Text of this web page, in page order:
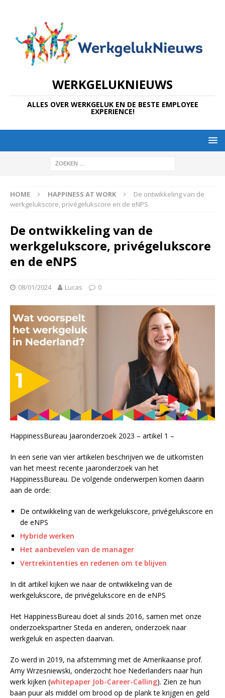
WERKGELUKNIEUWS
ALLES OVER WERKGELUK EN DE BESTE EMPLOYEE
EXPERIENCE!
HOME HAPPINESS AT WORK
De ontwikkeling van de
werkgelukscore, privégelukscore en de eNPS
De ontwikkeling van de
werkgelukscore, privégelukscore
en de eNPS
08/01/2024 Lucas 0
HappinessBureau Jaaronderzoek 2023 – artikel 1 –
In een serie van vier artikelen beschrijven we de uitkomsten
van het meest recente jaaronderzoek van het
HappinessBureau. De volgende onderwerpen komen daarin
aan de orde:
De ontwikkeling van de werkgelukscore, privégelukscore en
de eNPS
Hybride werken
Het aanbevelen van de manager
Vertrekintenties en redenen om te blijven
In dit artikel kijken we naar de ontwikkeling van de
werkgelukscore, de privégelukscore en de eNPS
Het HappinessBureau doet al sinds 2016, samen met onze
onderzoekspartner Steda en anderen, onderzoek naar
werkgeluk en aspecten daarvan.
Zo werd in 2019, na afstemming met de Amerikaanse prof.
Amy Wrzesniewski, onderzocht hoe Nederlanders naar hun
werk kijken (whitepaper Job-Career-Calling). Zien ze hun
baan puur als middel om brood op de plank te krijgen en geld